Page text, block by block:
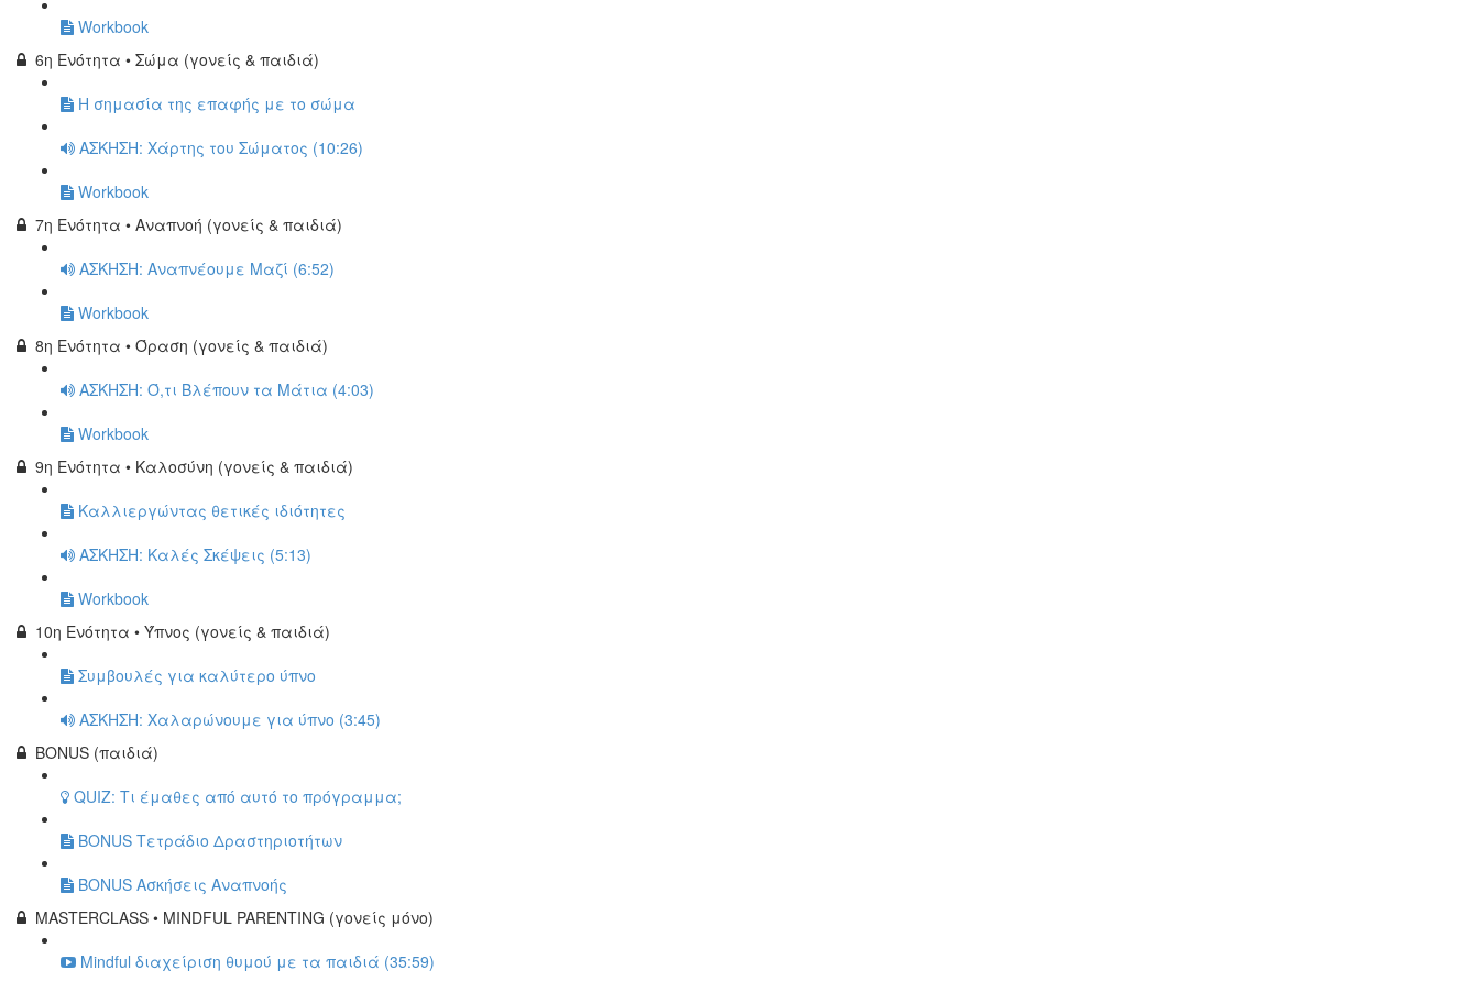
Workbook
6η Ενότητα • Σώμα (γονείς & παιδιά)
Η σημασία της επαφής με το σώμα
ΑΣΚΗΣΗ: Χάρτης του Σώματος (10:26)
Workbook
7η Ενότητα • Αναπνοή (γονείς & παιδιά)
ΑΣΚΗΣΗ: Αναπνέουμε Μαζί (6:52)
Workbook
8η Ενότητα • Όραση (γονείς & παιδιά)
ΑΣΚΗΣΗ: Ό,τι Βλέπουν τα Μάτια (4:03)
Workbook
9η Ενότητα • Καλοσύνη (γονείς & παιδιά)
Καλλιεργώντας θετικές ιδιότητες
ΑΣΚΗΣΗ: Καλές Σκέψεις (5:13)
Workbook
10η Ενότητα • Ύπνος (γονείς & παιδιά)
Συμβουλές για καλύτερο ύπνο
ΑΣΚΗΣΗ: Χαλαρώνουμε για ύπνο (3:45)
BONUS (παιδιά)
QUIZ: Τι έμαθες από αυτό το πρόγραμμα;
BONUS Τετράδιο Δραστηριοτήτων
BONUS Ασκήσεις Αναπνοής
MASTERCLASS • MINDFUL PARENTING (γονείς μόνο)
Mindful διαχείριση θυμού με τα παιδιά (35:59)